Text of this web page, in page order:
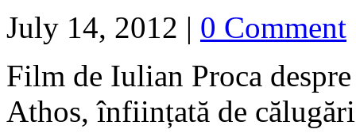
July 14, 2012 | 0 Comment
Film de Iulian Proca
Athos, înființată de